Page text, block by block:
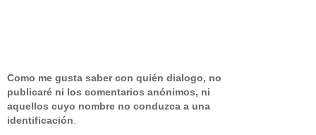
Como me gusta saber con quién dialogo, no
publicaré ni los comentarios anónimos, ni
aquellos cuyo nombre no conduzca a una
identificación